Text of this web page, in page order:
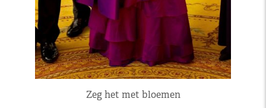
Zeg het met bloemen